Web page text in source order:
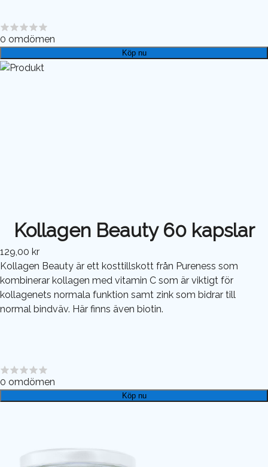
0 omdömen
Köp nu
Kollagen Beauty 60 kapslar
129,00 kr
Kollagen Beauty är ett kosttillskott från Pureness som
kombinerar kollagen med vitamin C som är viktigt för
kollagenets normala funktion samt zink som bidrar till
normal bindväv. Här finns även biotin.
0 omdömen
Köp nu